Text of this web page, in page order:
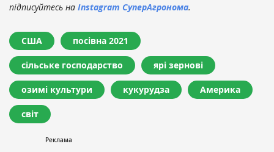
підписуйтесь на Instagram СуперАгронома.
США посівна 2021
сільське господарство ярі зернові
озимі культури кукурудза Америка
світ